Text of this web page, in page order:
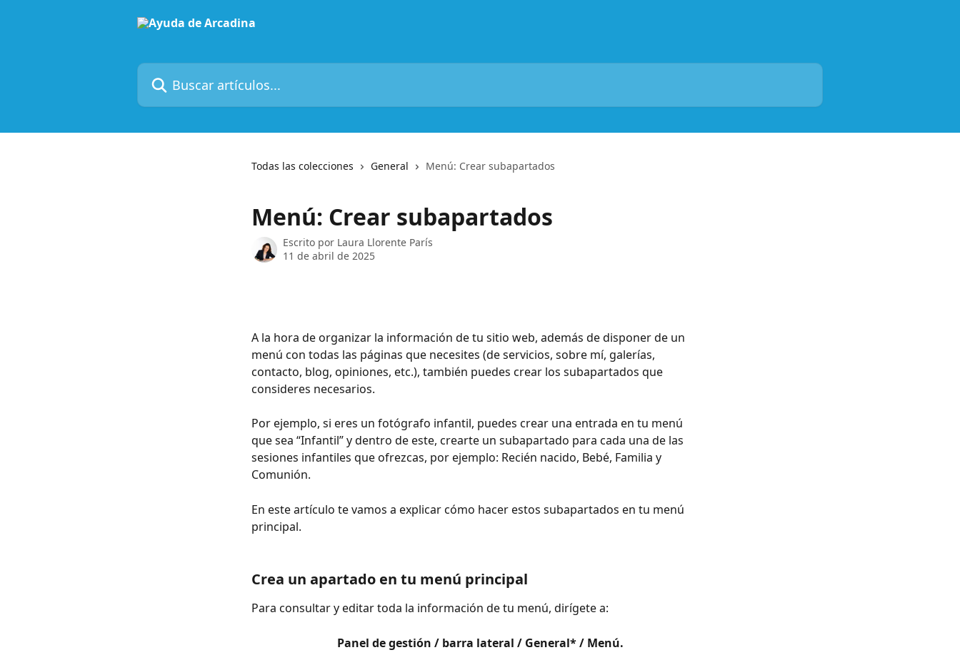
Buscar artículos...
Todas las colecciones General Menú: Crear subapartados
Menú: Crear subapartados
Escrito por Laura Llorente París
11 de abril de 2025
A la hora de organizar la información de tu sitio web, además de disponer de un
menú con todas las páginas que necesites (de servicios, sobre mí, galerías,
contacto, blog, opiniones, etc.), también puedes crear los subapartados que
consideres necesarios.
Por ejemplo, si eres un fotógrafo infantil, puedes crear una entrada en tu menú
que sea “Infantil” y dentro de este, crearte un subapartado para cada una de las
sesiones infantiles que ofrezcas, por ejemplo: Recién nacido, Bebé, Familia y
Comunión.
En este artículo te vamos a explicar cómo hacer estos subapartados en tu menú
principal.
Crea un apartado en tu menú principal
Para consultar y editar toda la información de tu menú, dirígete a:
Panel de gestión / barra lateral / General* / Menú.